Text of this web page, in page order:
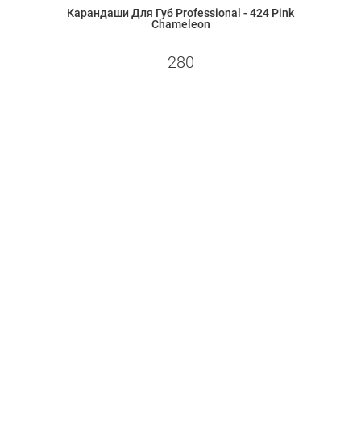
Карандаши Для Губ Professional - 424 Pink
Chameleon
280